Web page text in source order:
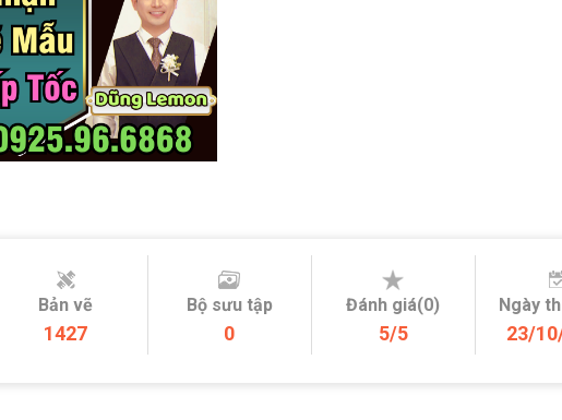
Bản vẽ
1427
Bộ sưu tập
0
Đánh giá(0)
5/5
Ngày
23/